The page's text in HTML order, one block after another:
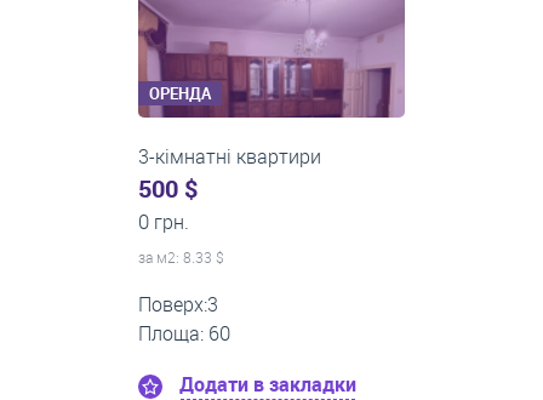
ОРЕНДА
2-кімнатні квартири
0 $
22 000 грн.
за м2: 0.00 $
Поверх:4
Площа: 50
Додати в закладки